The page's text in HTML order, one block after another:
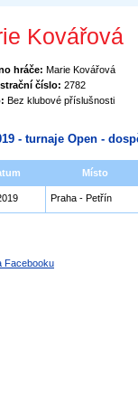
Kovářová
hráče: Marie Kovářová
číslo: 2782
Bez klubové příslušnosti
- turnaje Open -
Místo
Praha - Petřín
Facebooku